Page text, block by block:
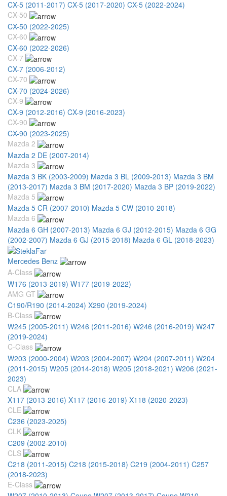
CX-5 (2011-2017) CX-5 (2017-2020) CX-5 (2022-2024)
CX-50
CX-50 (2022-2025)
CX-60
CX-60 (2022-2026)
CX-7
CX-7 (2006-2012)
CX-70
CX-70 (2024-2026)
CX-9
CX-9 (2012-2016) CX-9 (2016-2023)
CX-90
CX-90 (2023-2025)
Mazda 2
Mazda 2 DE (2007-2014)
Mazda 3
Mazda 3 BK (2003-2009) Mazda 3 BL (2009-2013) Mazda 3 BM
(2013-2017) Mazda 3 BM (2017-2020) Mazda 3 BP (2019-2022)
Mazda 5
Mazda 5 CR (2007-2010) Mazda 5 CW (2010-2018)
Mazda 6
Mazda 6 GH (2007-2013) Mazda 6 GJ (2012-2015) Mazda 6 GG
(2002-2007) Mazda 6 GJ (2015-2018) Mazda 6 GL (2018-2023)
Mercedes Benz
A-Class
W176 (2013-2019) W177 (2019-2022)
AMG GT
C190/R190 (2014-2024) X290 (2019-2024)
B-Class
W245 (2005-2011) W246 (2011-2016) W246 (2016-2019) W247
(2019-2024)
C-Class
W203 (2000-2004) W203 (2004-2007) W204 (2007-2011) W204
(2011-2015) W205 (2014-2018) W205 (2018-2021) W206 (2021-
2023)
CLA
X117 (2013-2016) X117 (2016-2019) X118 (2020-2023)
CLE
C236 (2023-2025)
CLK
С209 (2002-2010)
CLS
C218 (2011-2015) C218 (2015-2018) C219 (2004-2011) C257
(2018-2023)
E-Class